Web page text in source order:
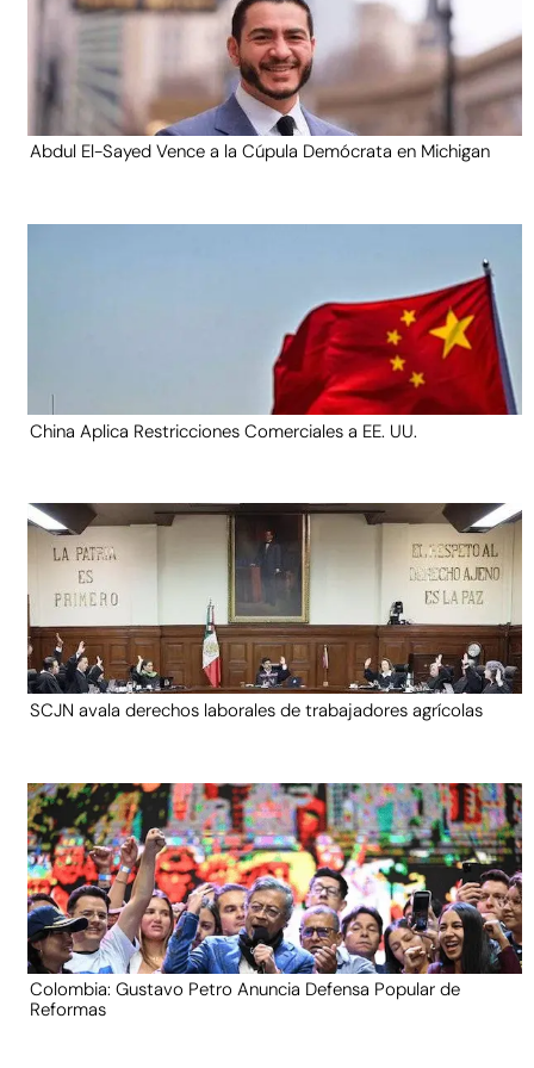
Abdul El-Sayed Vence a la Cúpula Demócrata en Michigan
China Aplica Restricciones Comerciales a EE. UU.
SCJN avala derechos laborales de trabajadores agrícolas
Colombia: Gustavo Petro Anuncia Defensa Popular de
Reformas